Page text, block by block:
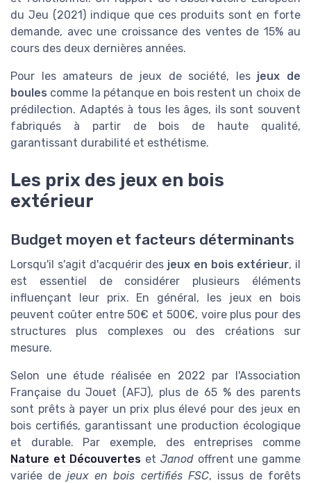
du Jeu (2021) indique que ces produits sont en forte
demande, avec une croissance des ventes de 15% au
cours des deux dernières années.
Pour les amateurs de jeux de société, les jeux de
boules comme la pétanque en bois restent un choix de
prédilection. Adaptés à tous les âges, ils sont souvent
fabriqués à partir de bois de haute qualité,
garantissant durabilité et esthétisme.
Les prix des jeux en bois
extérieur
Budget moyen et facteurs déterminants
Lorsqu'il s'agit d'acquérir des jeux en bois extérieur, il
est essentiel de considérer plusieurs éléments
influençant leur prix. En général, les jeux en bois
peuvent coûter entre 50€ et 500€, voire plus pour des
structures plus complexes ou des créations sur
mesure.
Selon une étude réalisée en 2022 par l'Association
Française du Jouet (AFJ), plus de 65 % des parents
sont prêts à payer un prix plus élevé pour des jeux en
bois certifiés, garantissant une production écologique
et durable. Par exemple, des entreprises comme
Nature et Découvertes et Janodoffrent une gamme
variée dejeux en bois certifiés FSC, issus de forêts